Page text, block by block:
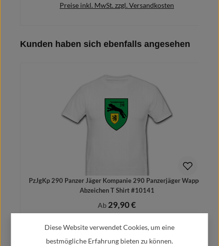
Preise inkl. MwSt. zzgl. Versandkosten
Produktgalerie überspringen
Kunden haben sich ebenfalls angesehen
PzJgKp 290 Panzer Jäger Kompanie 290 Panzerjäger Wappen
Abzeichen T Shirt #10141
Regulärer Preis:
Ab 29,90 €
Preise inkl. MwSt. zzgl. Versandkosten
Diese Website verwendet Cookies, um eine
bestmögliche Erfahrung bieten zu können.